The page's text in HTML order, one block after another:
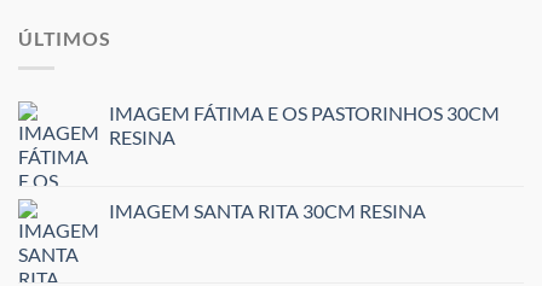
ÚLTIMOS
IMAGEM FÁTIMA E OS PASTORINHOS 30CM
RESINA
IMAGEM SANTA RITA 30CM RESINA